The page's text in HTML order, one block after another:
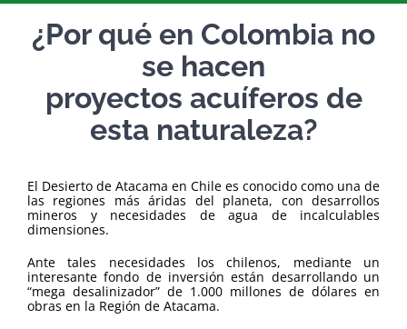
¿Por qué en Colombia no
se hacen
proyectos acuíferos de
esta naturaleza?
El Desierto de Atacama en Chile es conocido como una de
las regiones más áridas del planeta, con desarrollos
mineros y necesidades de agua de incalculables
dimensiones.
Ante tales necesidades los chilenos, mediante un
interesante fondo de inversión están desarrollando un
“mega desalinizador” de 1.000 millones de dólares en
obras en la Región de Atacama.